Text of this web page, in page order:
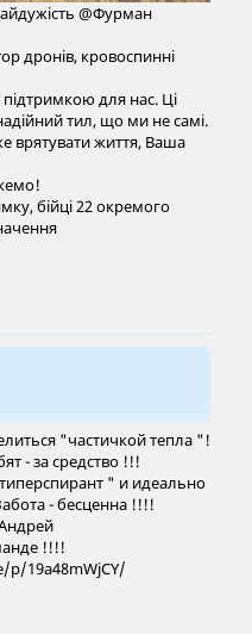
@⁨Фурман
дронів, кровоспинні
для нас. Ці
тил, що ми не самі.
врятувати життя, Ваша
бійці 22 окремого
"частичкой тепла "!
- за средство !!!
" и идеально
- бесценна !!!!
!!!!
19a48mWjCY/